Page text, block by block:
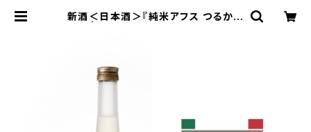
新酒＜日本酒＞『純米アフス つるかめ